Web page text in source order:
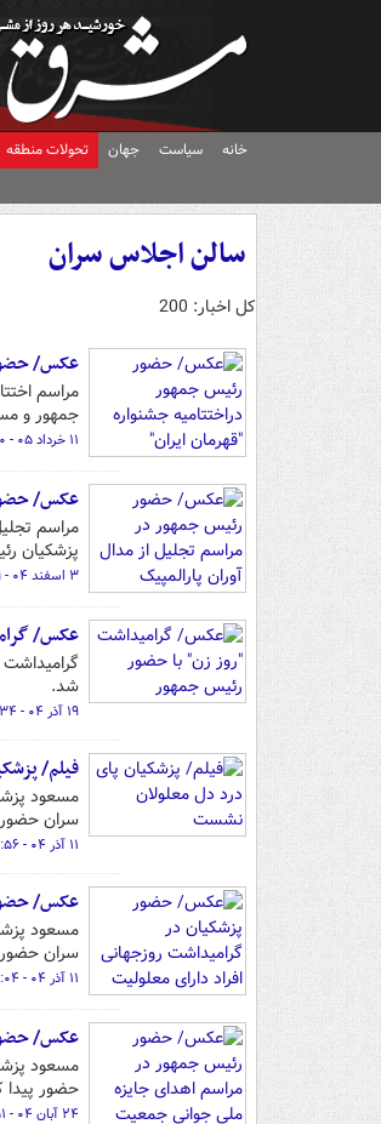
خانه سیاست جهان تحولات منطقه
سالن اجلاس سران
کل اخبار: 200
عکس/ حضور
جمهور و
۱۱ خرداد ۰۵ - ۰۷:۰۰
عکس/ حضور
پزشکیان
۳ اسفند ۰۴ - ۰۷:۴۹
عکس/
شد.
۱۹ آذر ۰۴ - ۱۱:۳۴
فیلم/
سران حضور
۱۱ آذر ۰۴ - ۱۴:۵۶
عکس/ حضور
سران حضور
۱۱ آذر ۰۴ - ۱۲:۰۴
عکس/
حضور پیدا
۲۴ آبان ۰۴ - ۱۴:۵۱